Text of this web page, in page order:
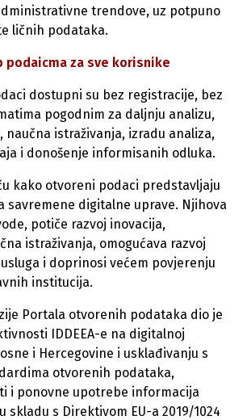
trendove, uz potpuno
ličnih podataka.
podaicma za sve korisnike
dostupni su bez registracije, bez
pogodnim za daljnju analizu,
naučna istraživanja, izradu analiza,
i donošenje informisanih odluka.
kako otvoreni podaci predstavljaju
savremene digitalne uprave. Njihova
potiče razvoj inovacija,
istraživanja, omogućava razvoj
i doprinosi većem povjerenju
institucija.
Portala otvorenih podataka dio je
IDDEEA-e na digitalnoj
i Hercegovine i usklađivanju s
otvorenih podataka,
i ponovne upotrebe informacija
skladu s Direktivom EU-a 2019/1024